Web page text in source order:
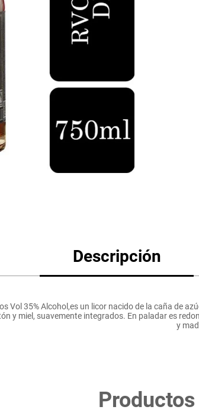
Descripción
Vol 35% Alcohol,es un licor nacido de la caña de
y miel, suavemente integrados. En paladar es
y